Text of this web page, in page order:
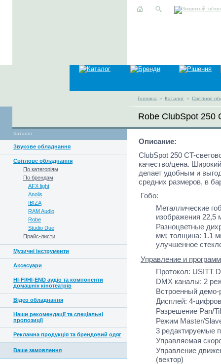
Головна » Каталог » Світлове
Robe ClubSpot 250
Каталог
Звукове обладнання
Світлове обладнання
По категоріям
По брендам
AFX light
Anolis
IBIZA
RAM Audio
Robe
Studio Due
Прайс-листи
Музичні інструменти
Аксесуари
HI-FI/HI-END аудіо та компоненти
домашніх кінотеатрів
Відео обладнання
Наши рекомендації та спеціальні
пропозиції
Рекламна продукція та брендовий одяг
Ваше замовлення
Описание:
ClubSpot 250 CT-
качество/цена.
делает удобным и
средних размеров, в
Гобо:
Металлические
изображения
Разноцветные
мм; толщина: 1.1
улучшенное
Управление и
Протокол: USITT
DMX каналы: 2
Встроенный демо-
Дисплей: 4-
Разрешение Pan/
Режим Master/
3 редактируемые
Управляемая
Управление
(вектор)